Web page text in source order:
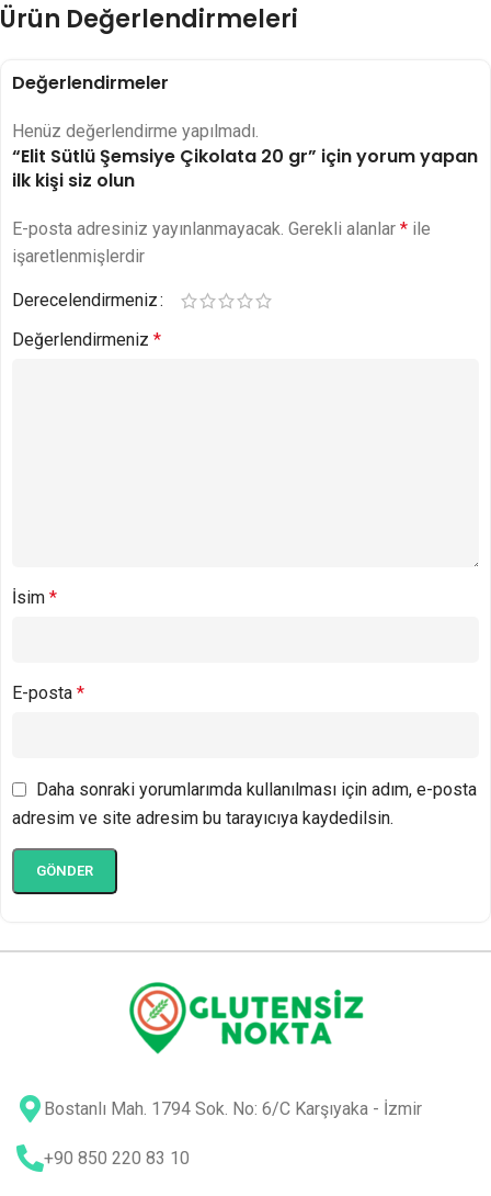
Ürün Değerlendirmeleri
Değerlendirmeler
Henüz değerlendirme yapılmadı.
“Elit Sütlü Şemsiye Çikolata 20 gr” için yorum yapan
ilk kişi siz olun
E-posta adresiniz yayınlanmayacak. Gerekli alanlar * ile
işaretlenmişlerdir
Derecelendirmeniz
Değerlendirmeniz *
İsim *
E-posta *
Daha sonraki yorumlarımda kullanılması için adım, e-posta
adresim ve site adresim bu tarayıcıya kaydedilsin.
Bostanlı Mah. 1794 Sok. No: 6/C Karşıyaka - İzmir
+90 850 220 83 10